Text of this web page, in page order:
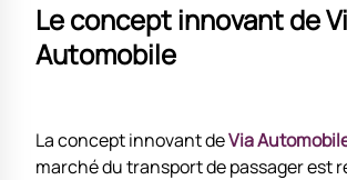
Le concept innovant de
Automobile
La concept innovant deVia
marché du transport de passager est